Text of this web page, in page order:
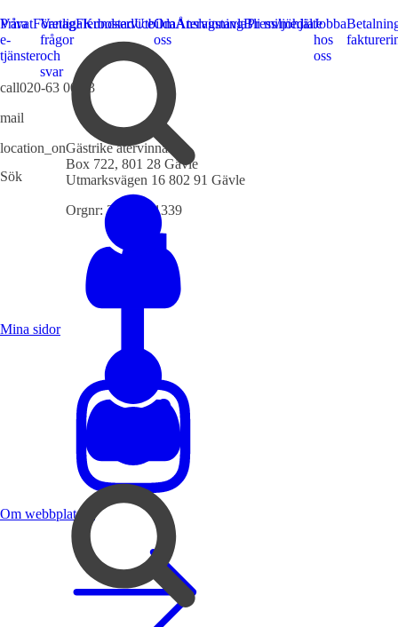
PrivatFöretagFlerbostadUtbildaÅtervinningBlimiljöhjälte
Sök
Mina sidor
Våra
e-
tjänster
Vanliga
frågor
och
svar
KundserviceOm
oss
AnslagstavlaPress/mediaJobba
hos
oss
call020-63 00 63
mail info@gastrikeatervinnare.se
location_onGästrike återvinnare
Box 722, 801 28 Gävle
Utmarksvägen 16 802 91 Gävle
Orgnr: 222000-1339
Om webbplatsen